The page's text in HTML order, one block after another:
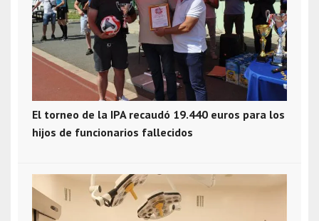
El torneo de la IPA recaudó 19.440 euros para los
hijos de funcionarios fallecidos